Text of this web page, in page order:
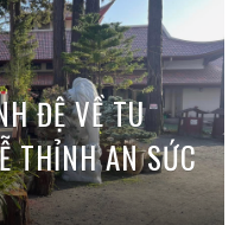
ĐỆ VỀ TU
THỈNH AN SỨC